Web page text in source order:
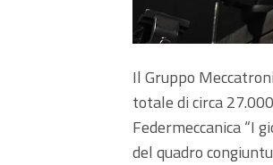
Il Gruppo
totale di circa
Federmeccanica “I
del quadro